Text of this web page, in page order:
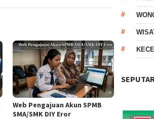
Web Pengajuan Akun SPMB
SMA/SMK DIY Eror